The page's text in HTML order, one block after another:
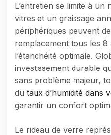
L’entretien se limite à un
vitres et un graissage
périphériques peuvent
remplacement tous les
l’étanchéité optimale.
investissement durable
sans problème majeur,
du taux d’humidité dans
garantir un confort
Le rideau de verre